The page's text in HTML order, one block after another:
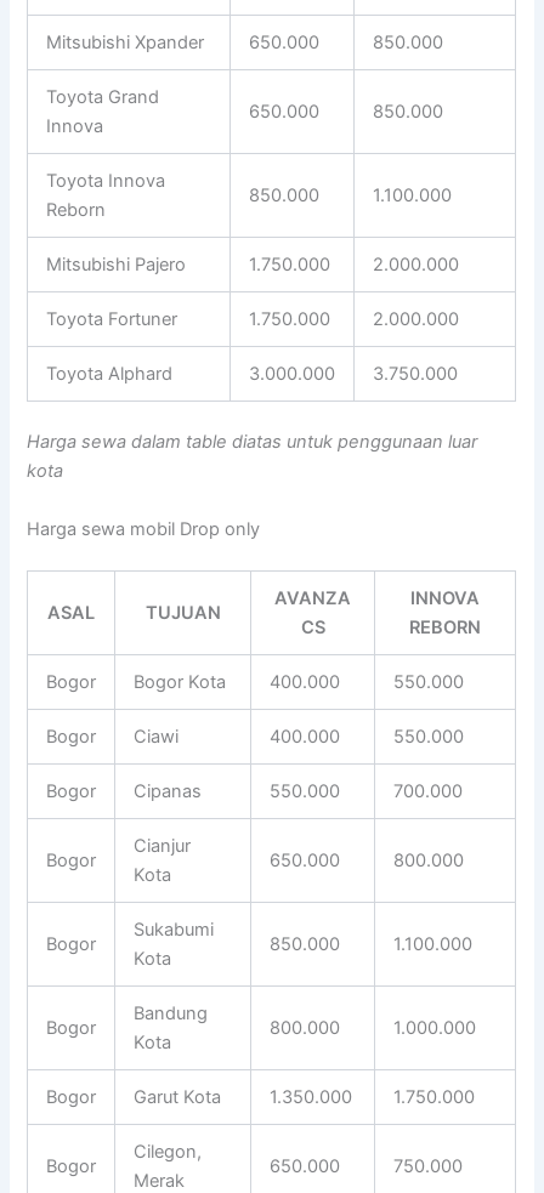
Mitsubishi Xpander 650.000 850.000
Toyota Grand
Innova
650.000 850.000
Toyota Innova
Reborn
850.000 1.100.000
Mitsubishi Pajero 1.750.000 2.000.000
Toyota Fortuner 1.750.000 2.000.000
Toyota Alphard 3.000.000 3.750.000
Harga sewa dalam table diatas untuk penggunaan luar
kota
Harga sewa mobil Drop only
ASAL TUJUAN
AVANZA
CS
INNOVA
REBORN
Bogor Bogor Kota 400.000 550.000
Bogor Ciawi 400.000 550.000
Bogor Cipanas 550.000 700.000
Bogor
Cianjur
Kota
650.000 800.000
Bogor
Sukabumi
Kota
850.000 1.100.000
Bogor
Bandung
Kota
800.000 1.000.000
Bogor Garut Kota 1.350.000 1.750.000
Bogor
Cilegon,
Merak
650.000 750.000